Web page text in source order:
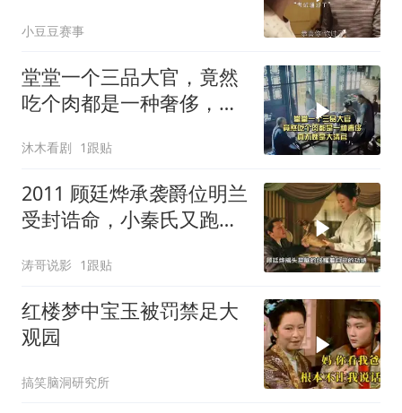
小豆豆赛事
堂堂一个三品大官，竟然
吃个肉都是一种奢侈，真
沐木看剧 1跟贴
2011 顾廷烨承袭爵位明兰
受封诰命，小秦氏又跑过
涛哥说影 1跟贴
红楼梦中宝玉被罚禁足大
观园
搞笑脑洞研究所